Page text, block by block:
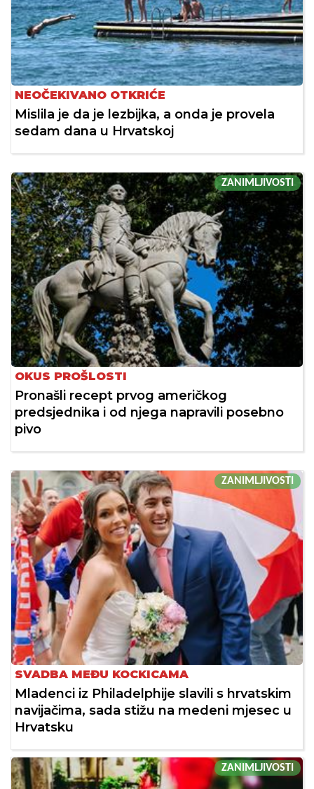
NEOČEKIVANO OTKRIĆE
Mislila je da je lezbijka, a onda je provela
sedam dana u Hrvatskoj
ZANIMLJIVOSTI
OKUS PROŠLOSTI
Pronašli recept prvog američkog
predsjednika i od njega napravili posebno
pivo
ZANIMLJIVOSTI
SVADBA MEĐU KOCKICAMA
Mladenci iz Philadelphije slavili s hrvatskim
navijačima, sada stižu na medeni mjesec u
Hrvatsku
ZANIMLJIVOSTI